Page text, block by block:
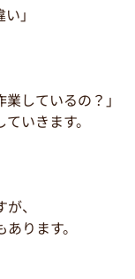
」
しているの？」
いきます。
、
ります。